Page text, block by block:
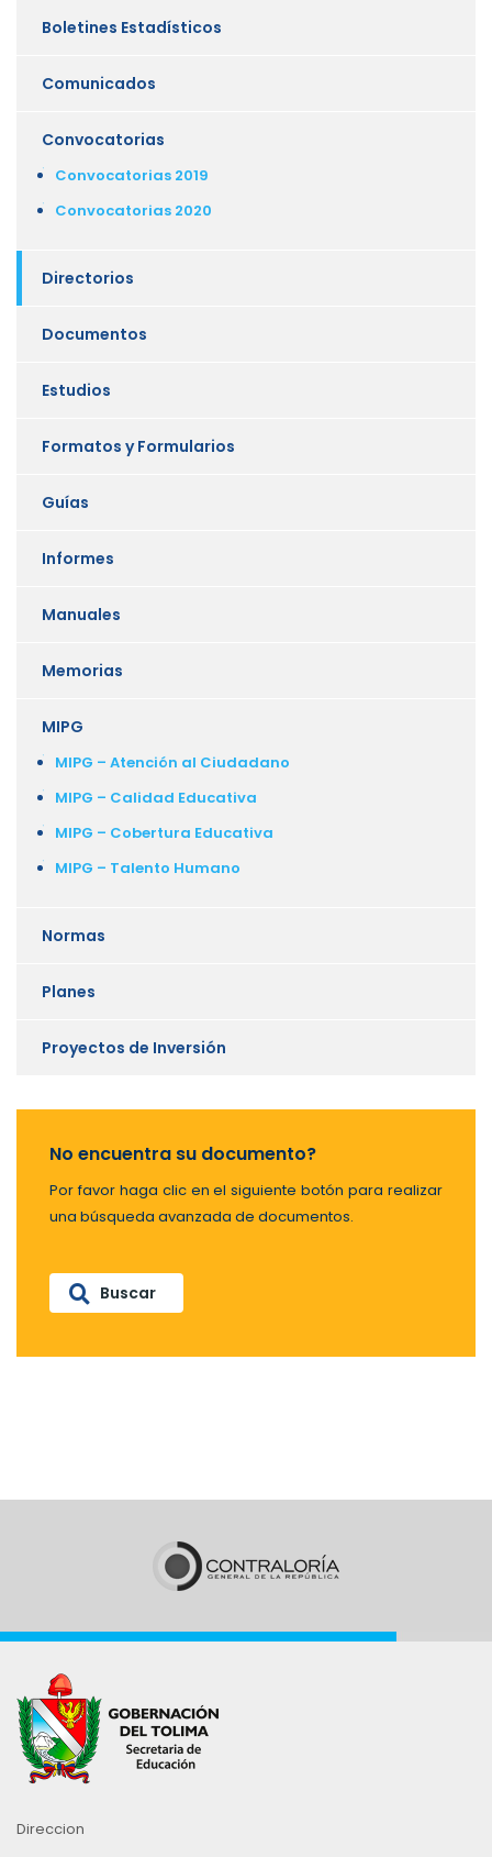
Boletines Estadísticos
Comunicados
Convocatorias
Convocatorias 2019
Convocatorias 2020
Directorios
Documentos
Estudios
Formatos y Formularios
Guías
Informes
Manuales
Memorias
MIPG
MIPG – Atención al Ciudadano
MIPG – Calidad Educativa
MIPG – Cobertura Educativa
MIPG – Talento Humano
Normas
Planes
Proyectos de Inversión
No encuentra su documento?
Por favor haga clic en el siguiente botón para realizar
una búsqueda avanzada de documentos.
Buscar
Direccion